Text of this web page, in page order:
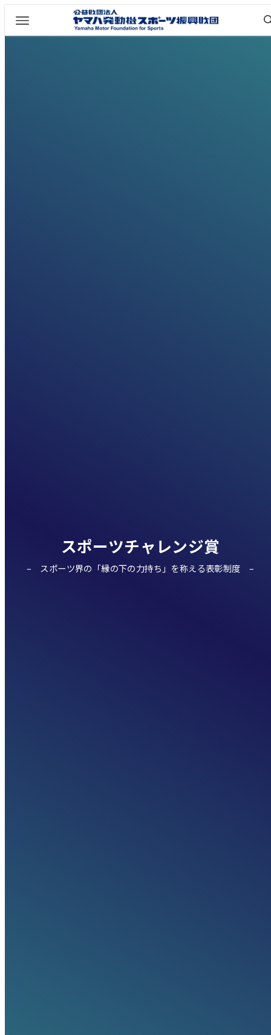
スポーツチャレンジ賞
スポーツ界の「縁の下の力持ち」を称える表彰制度